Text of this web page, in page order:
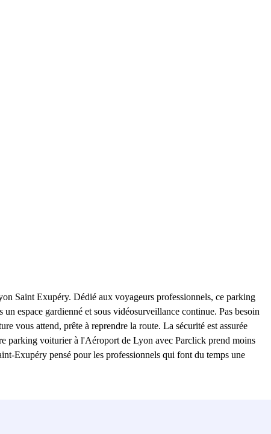
Saint Exupéry. Dédié aux voyageurs professionnels, ce parking
espace gardienné et sous vidéosurveillance continue. Pas besoin
vous attend, prête à reprendre la route. La sécurité est assurée
parking voiturier à l'Aéroport de Lyon avec Parclick prend moins
Exupéry pensé pour les professionnels qui font du temps une